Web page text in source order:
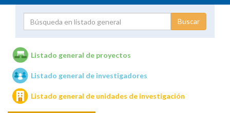
Unidades de investigación
Listado general de proyectos
Listado general de investigadores
Listado general de unidades de investigación